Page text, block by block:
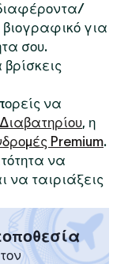
για
σου.
να
, η
Premium.
να
να ταιριάξεις